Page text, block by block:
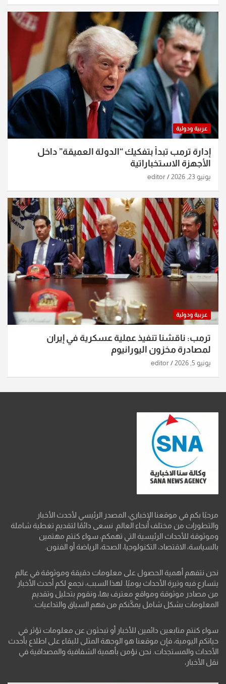
عربية ودولية
إدارة ترمب تبدأ بتفكيك “الدولة العميقة” داخل
الأجهزة الاستخباراتية
يونيو 23, 2026 editor
عربية ودولية
ترمب: ناقشنا تنفيذ عملية عسكرية في إيران
لمصادرة مخزون اليورانيوم
يونيو 5, 2026 editor
مرحبًا بكم في موقعنا الإخباري، المصدر الرئيسي لأحدث الأخبار
والتطورات من مختلف أنحاء العالم. نسعى دائمًا لتقديم تغطية شاملة
وموثوقة للأحداث الرئيسية التي تهمكم، سواء كنتم مهتمين
بالسياسة، الاقتصاد، التكنولوجيا، الصحة، الرياضة أو الفنون.
نحن نتفهم أهمية الحصول على معلومات دقيقة وموثوقة في عالم
يتسارع فيه وتيرة الأحداث يوميًا. لهذا السبب، نجمع لكم أحدث الأخبار
من مصادر موثوقة ومواقع معترف بها، ونقوم بتحليل وتقديم
المعلومات بشكل شامل يمكّنكم من فهم السياق والتداعيات.
سواء كنتم متابعين دائمين للأخبار أو تبحثون عن معلومات تؤثر في
حياتكم اليومية، فإن موقعنا هو الوجهة المثلى للبقاء على اطلاع بأحدث
الأحداث والمستجدات. نحن نؤمن بأهمية الشفافية والمصداقية في
نقل الأخبار،